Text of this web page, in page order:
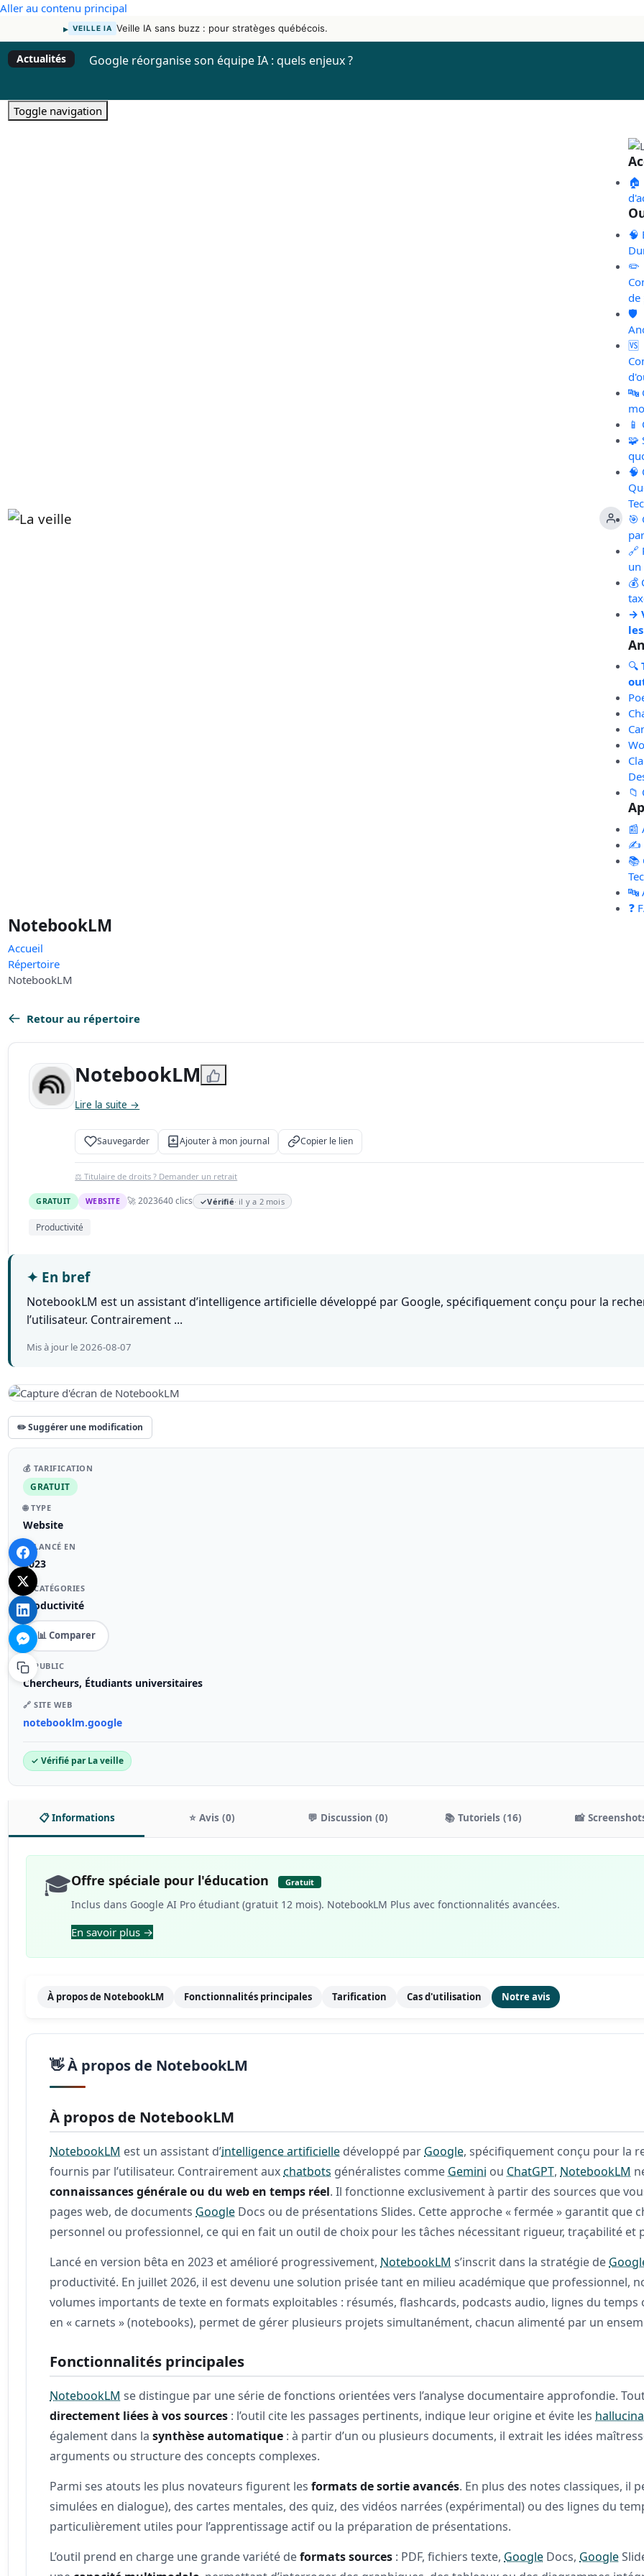
Aller au contenu principal
▸ VEILLE IA Veille IA sans buzz : pour stratèges québécois.
Actualités Google réorganise son équipe IA : quels enjeux ?
Toggle navigation
🏠
🧠
✏️
de
🛡️
🆚
🔤
📱
🧩
🧠
🎯
🔗
un
💰
→
🔍
📁
📰
✍️
📚
🔤
❓
NotebookLM
Accueil
Répertoire
NotebookLM
Retour au répertoire
NotebookLM
Lire la suite →
Sauvegarder Ajouter à mon journal Copier le lien
⚖️ Titulaire de droits ? Demander un retrait
GRATUIT WEBSITE 🚀 2023640 clics ✓Vérifié· il y a 2 mois
Productivité
✦ En bref
NotebookLM est un assistant d’intelligence artificielle développé par Google, spécifiquement conçu pour la
l’utilisateur. Contrairement ...
Mis à jour le 2026-08-07
✏️ Suggérer une modification
💰 TARIFICATION
GRATUIT
🌐 TYPE
Website
🚀 LANCÉ EN
2023
📁 CATÉGORIES
Productivité
📊 Comparer
🎯 PUBLIC
Chercheurs, Étudiants universitaires
🔗 SITE WEB
notebooklm.google
✓ Vérifié par La veille
📋 Informations ⭐ Avis (0) 💬 Discussion (0) 📚 Tutoriels (16) 📸
🎓Offre spéciale pour l'éducation Gratuit
Inclus dans Google AI Pro étudiant (gratuit 12 mois). NotebookLM Plus avec fonctionnalités avancées.
En savoir plus →
À propos de NotebookLM Fonctionnalités principales Tarification Cas d'utilisation Notre avis
👋 À propos de NotebookLM
À propos de NotebookLM
NotebookLM est un assistant d’intelligence artificielle développé par Google, spécifiquement conçu pour la
fournis par l’utilisateur. Contrairement auxchatbots généralistes comme Gemini ou ChatGPT, NotebookLM
connaissances générale ou du web en temps réel. Il fonctionne exclusivement à partir des sources que
pages web, de documents Google Docs ou de présentations Slides. Cette approche « fermée » garantit que
personnel ou professionnel, ce qui en fait un outil de choix pour les tâches nécessitant rigueur, traçabilité et
Lancé en version bêta en 2023 et amélioré progressivement, NotebookLM s’inscrit dans la stratégie de
productivité. En juillet 2026, il est devenu une solution prisée tant en milieu académique que professionnel,
volumes importants de texte en formats exploitables : résumés, flashcards, podcasts audio, lignes du
en « carnets » (notebooks), permet de gérer plusieurs projets simultanément, chacun alimenté par un
Fonctionnalités principales
NotebookLM se distingue par une série de fonctions orientées vers l’analyse documentaire approfondie.
directement liées à vos sources : l’outil cite les passages pertinents, indique leur origine et évite les
également dans lasynthèse automatique : à partir d’un ou plusieurs documents, il extrait les idées
arguments ou structure des concepts complexes.
Parmi ses atouts les plus novateurs figurent lesformats de sortie avancés. En plus des notes classiques, il
simulées en dialogue), des cartes mentales, des quiz, des vidéos narrées (expérimental) ou des lignes du
particulièrement utiles pour l’apprentissage actif ou la préparation de présentations.
L’outil prend en charge une grande variété deformats sources : PDF, fichiers texte, Google Docs, Google